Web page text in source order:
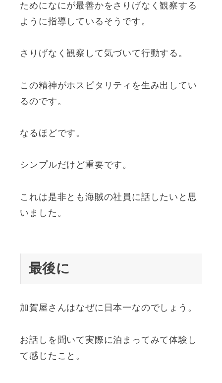
ためになにが最善かをさりげなく観察する
ように指導しているそうです。
さりげなく観察して気づいて行動する。
この精神がホスピタリティを生み出してい
るのです。
なるほどです。
シンプルだけど重要です。
これは是非とも海賊の社員に話したいと思
いました。
最後に
加賀屋さんはなぜに日本一なのでしょう。
お話しを聞いて実際に泊まってみて体験し
て感じたこと。